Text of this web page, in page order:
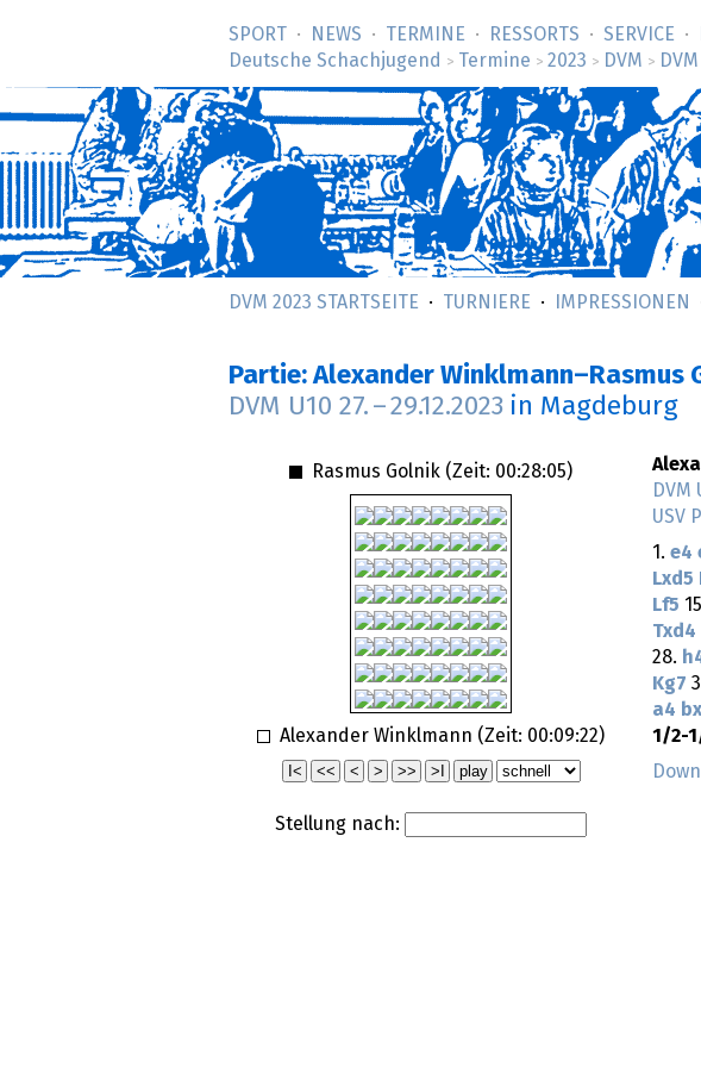
SPORT NEWS TERMINE RESSORTS SERVICE
Deutsche Schachjugend
> Termine > 2023 > DVM >
DVM 2023 STARTSEITE TURNIERE IMPRESSIONEN
Partie: Alexander Winklmann–Rasmus
DVM U10 27. –29.12.2023 in Magdeburg
Rasmus Golnik (Zeit: 00:28:05)
Alexander Winklmann (Zeit: 00:09:22)
Stellung nach:
DVM
USV
1. e4
Lxd5
Lf5
Txd4
28.
Kg7
a4
1/2-